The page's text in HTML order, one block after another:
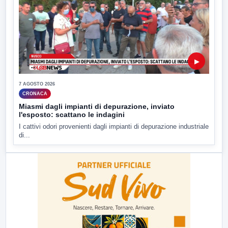
▶
7 AGOSTO 2026
CRONACA
Miasmi dagli impianti di depurazione, inviato
l'esposto: scattano le indagini
I cattivi odori provenienti dagli impianti di depurazione industriale
di...